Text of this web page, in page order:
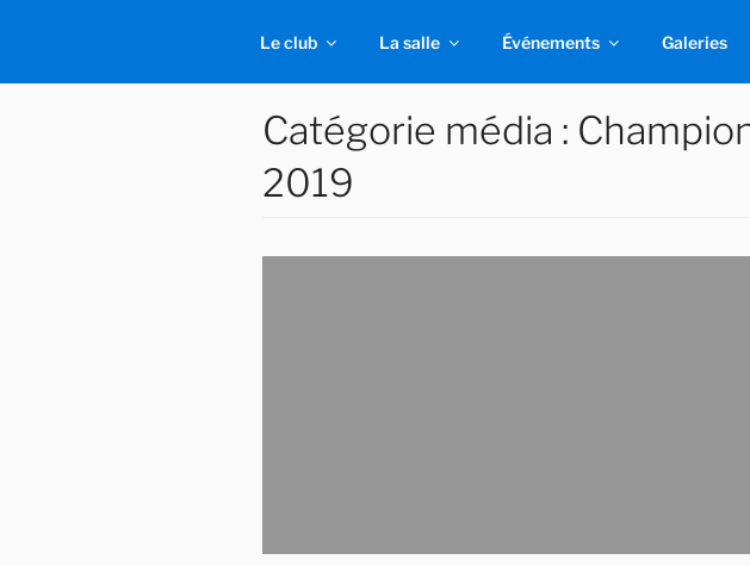
Le club La salle Événements Galeries
Catégorie média :
2019